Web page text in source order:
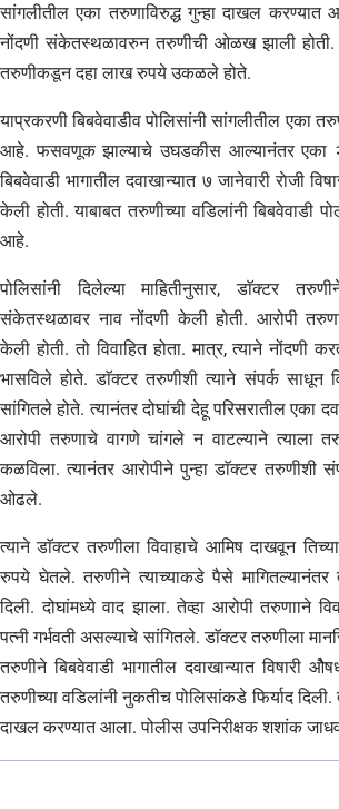
सांगलीतील एका तरुणाविरुद्ध गुन्हा दाखल करण्यात
नोंदणी संकेतस्थळावरुन तरुणीची ओळख झाली होती.
तरुणीकडून दहा लाख रुपये उकळले होते.
याप्रकरणी बिबवेवाडीव पोलिसांनी सांगलीतील एका
आहे. फसवणूक झाल्याचे उघडकीस आल्यानंतर एका
बिबवेवाडी भागातील दवाखान्यात ७ जानेवारी राेजी
केली होती. याबाबत तरुणीच्या वडिलांनी बिबवेवाडी
आहे.
पोलिसांनी दिलेल्या माहितीनुसार, डाॅक्टर
संकेतस्थळावर नाव नोंदणी केली होती. आरोपी
केली होती. तो विवाहित होता. मात्र, त्याने नोंदणी
भासविले होते. डाॅक्टर तरुणीशी त्याने संपर्क साधून
सांगितले होते. त्यानंतर दोघांची देहू परिसरातील एका
आरोपी तरुणाचे वागणे चांगले न वाटल्याने त्याला
कळविला. त्यानंतर आरोपीने पुन्हा डाॅक्टर तरुणीशी
ओढले.
त्याने डाॅक्टर तरुणीला विवाहाचे आमिष दाखवून
रुपये घेतले. तरुणीने त्याच्याकडे पैसे मागितल्यानंतर
दिली. दोघांमध्ये वाद झाला. तेव्हा आरोपी तरुणााने
पत्नी गर्भवती असल्याचे सांगितले. डाॅक्टर तरुणीला
तरुणीने बिबवेवाडी भागातील दवाखान्यात विषारी
तरुणीच्या वडिलांनी नुकतीच पोलिसांकडे फिर्याद दिली.
दाखल करण्यात आला. पोलीस उपनिरीक्षक शशांक